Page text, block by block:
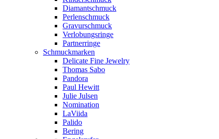
Diamantschmuck
Perlenschmuck
Gravurschmuck
Verlobungsringe
Partnerringe
Schmuckmarken
Delicate Fine Jewelry
Thomas Sabo
Pandora
Paul Hewitt
Julie Julsen
Nomination
LaViida
Palido
Bering